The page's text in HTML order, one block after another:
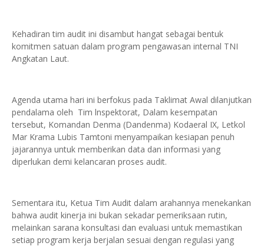
Kehadiran tim audit ini disambut hangat sebagai bentuk
komitmen satuan dalam program pengawasan internal TNI
Angkatan Laut.
Agenda utama hari ini berfokus pada Taklimat Awal dilanjutkan
pendalama oleh Tim lnspektorat, Dalam kesempatan
tersebut, Komandan Denma (Dandenma) Kodaeral IX, Letkol
Mar Krama Lubis Tamtoni menyampaikan kesiapan penuh
jajarannya untuk memberikan data dan informasi yang
diperlukan demi kelancaran proses audit.
Sementara itu, Ketua Tim Audit dalam arahannya menekankan
bahwa audit kinerja ini bukan sekadar pemeriksaan rutin,
melainkan sarana konsultasi dan evaluasi untuk memastikan
setiap program kerja berjalan sesuai dengan regulasi yang